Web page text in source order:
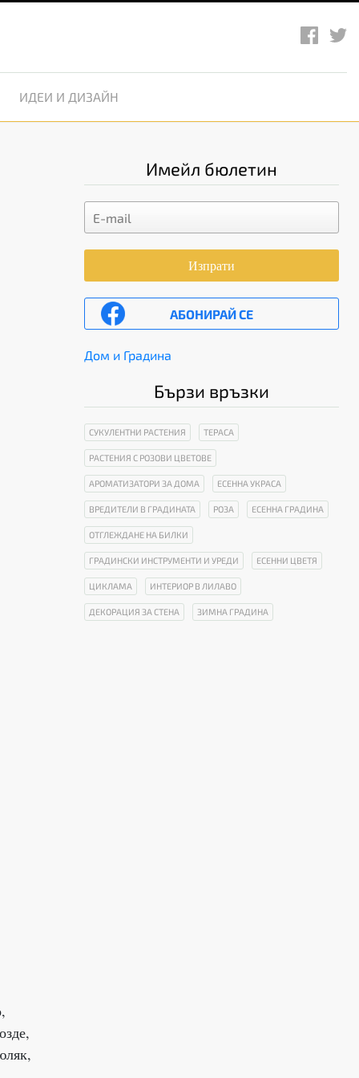
ИДЕИ И ДИЗАЙН
Имейл бюлетин
Изпрати
АБОНИРАЙ СЕ
Дом и Градина
Бързи връзки
СУКУЛЕНТНИ РАСТЕНИЯ ТЕРАСА
РАСТЕНИЯ С РОЗОВИ ЦВЕТОВЕ
АРОМАТИЗАТОРИ ЗА ДОМА ЕСЕННА УКРАСА
ВРЕДИТЕЛИ В ГРАДИНАТА РОЗА ЕСЕННА ГРАДИНА
ОТГЛЕЖДАНЕ НА БИЛКИ
ГРАДИНСКИ ИНСТРУМЕНТИ И УРЕДИ ЕСЕННИ ЦВЕТЯ
ЦИКЛАМА ИНТЕРИОР В ЛИЛАВО
ДЕКОРАЦИЯ ЗА СТЕНА ЗИМНА ГРАДИНА